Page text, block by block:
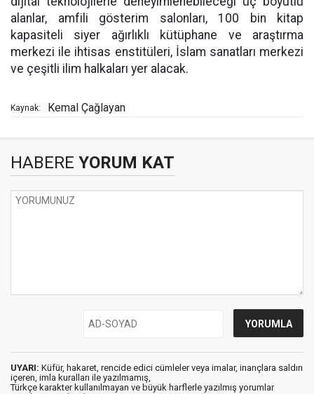
alanlar, amfili gösterim salonları, 100 bin kitap
kapasiteli siyer ağırlıklı kütüphane ve araştırma
merkezi ile ihtisas enstitüleri, İslam sanatları merkezi
ve çeşitli ilim halkaları yer alacak.
Kaynak: Kemal Çağlayan
HABERE YORUM KAT
UYARI: Küfür, hakaret, rencide edici cümleler veya imalar, inançlara saldırı
içeren, imla kuralları ile yazılmamış,
Türkçe karakter kullanılmayan ve büyük harflerle yazılmış yorumlar